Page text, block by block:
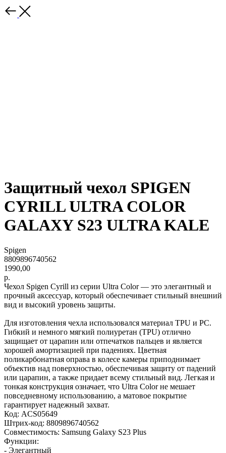
Защитный чехол SPIGEN
CYRILL ULTRA COLOR
GALAXY S23 ULTRA KALE
Spigen
8809896740562
1990,00
р.
Чехол Spigen Cyrill из серии Ultra Color — это элегантный и
прочный аксессуар, который обеспечивает стильный внешний
вид и высокий уровень защиты.
Для изготовления чехла использовался материал TPU и PC.
Гибкий и немного мягкий полиуретан (TPU) отлично
защищает от царапин или отпечатков пальцев и является
хорошей амортизацией при падениях. Цветная
поликарбонатная оправа в колесе камеры приподнимает
объектив над поверхностью, обеспечивая защиту от падений
или царапин, а также придает всему стильный вид. Легкая и
тонкая конструкция означает, что Ultra Color не мешает
повседневному использованию, а матовое покрытие
гарантирует надежный захват.
Код: ACS05649
Штрих-код: 8809896740562
Совместимость: Samsung Galaxy S23 Plus
Функции:
- Элегантный